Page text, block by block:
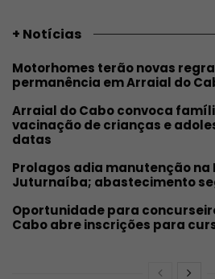
+ Notícias
Motorhomes terão novas
permanência em Arraial do
Arraial do Cabo convoca
vacinação de crianças e
datas
Prolagos adia manutenção na
Juturnaíba; abastecimento
Oportunidade para
Cabo abre inscrições para